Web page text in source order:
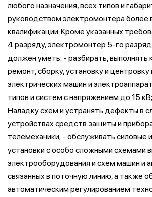
любого назначения, всех типов и
руководством электромонтера более
квалификации. Кроме указанных
4 разряду, электромонтер 5-го
должен уметь: - разбирать, выполнять
ремонт, сборку, установку и
электрических машин и
типов и систем с напряжением до 15
Наладку схем и устранять дефекты в
устройствах средств защиты и
телемеханики; - обслуживать силовые
установки с особо сложными схемами
электрооборудования и схем машин и
связанных в поточную линию, а также
автоматическим регулированием